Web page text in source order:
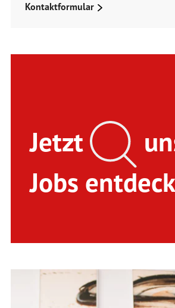
Kontaktformular
Jetzt
Jobs